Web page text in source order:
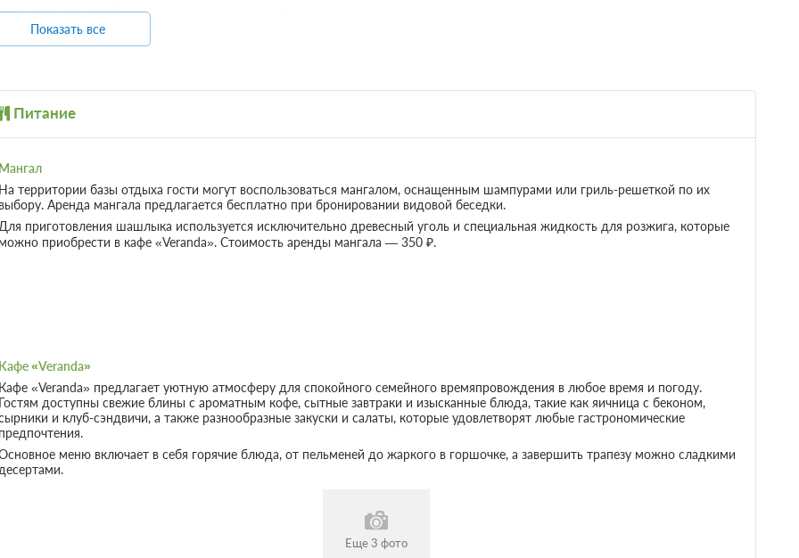
Организация свадеб
Показать все
Питание
территории базы отдыха гости могут воспользоваться мангалом, оснащенным шампурами или гриль-решеткой по их
Аренда мангала предлагается бесплатно при бронировании видовой беседки.
приготовления шашлыка используется исключительно древесный уголь и специальная жидкость для розжига, которые
приобрести в кафе «Veranda». Стоимость аренды мангала — 350 ₽.
«Veranda»
«Veranda» предлагает уютную атмосферу для спокойного семейного времяпровождения в любое время и погоду.
доступны свежие блины с ароматным кофе, сытные завтраки и изысканные блюда, такие как яичница с беконом,
и клуб-сэндвичи, а также разнообразные закуски и салаты, которые удовлетворят любые гастрономические
меню включает в себя горячие блюда, от пельменей до жаркого в горшочке, а завершить трапезу можно сладкими